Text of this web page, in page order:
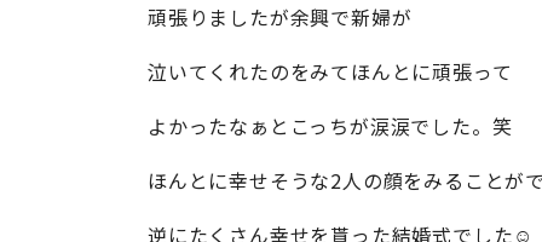
頑張りましたが余興で新婦が
泣いてくれたのをみてほんとに頑張って
よかったなぁとこっちが涙涙でした。笑
ほんとに幸せそうな2人の顔をみることが
逆にたくさん幸せを貰った結婚式でした☺︎